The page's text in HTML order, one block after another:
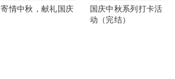
寄情中秋，献礼国庆
国庆中秋系列打卡活
动（完结）